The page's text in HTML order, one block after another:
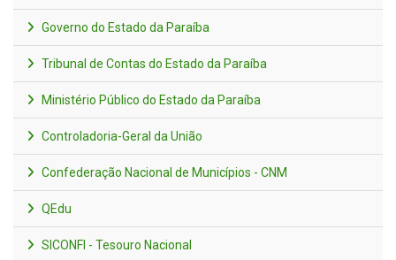
Governo do Estado da Paraíba
Tribunal de Contas do Estado da Paraíba
Ministério Público do Estado da Paraíba
Controladoria-Geral da União
Confederação Nacional de Municípios - CNM
QEdu
SICONFI - Tesouro Nacional